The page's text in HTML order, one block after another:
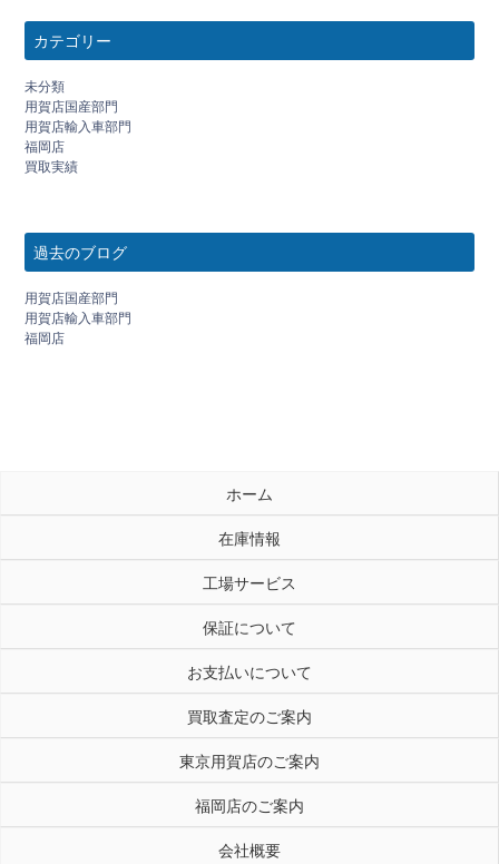
カテゴリー
未分類
用賀店国産部門
用賀店輸入車部門
福岡店
買取実績
過去のブログ
用賀店国産部門
用賀店輸入車部門
福岡店
ホーム
在庫情報
工場サービス
保証について
お支払いについて
買取査定のご案内
東京用賀店のご案内
福岡店のご案内
会社概要